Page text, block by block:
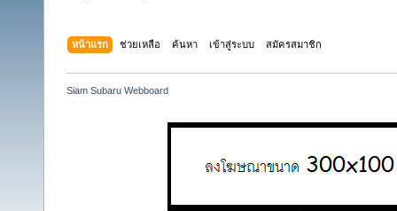
หน้าแรก ช่วยเหลือ ค้นหา เข้าสู่ระบบ สมัครสมาชิก
Siam Subaru Webboard